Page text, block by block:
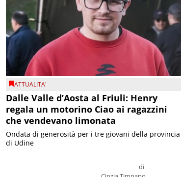
ATTUALITA'
Dalle Valle d’Aosta al Friuli: Henry
regala un motorino Ciao ai ragazzini
che vendevano limonata
di
Ondata di generosità per i tre giovani della provincia
di Udine